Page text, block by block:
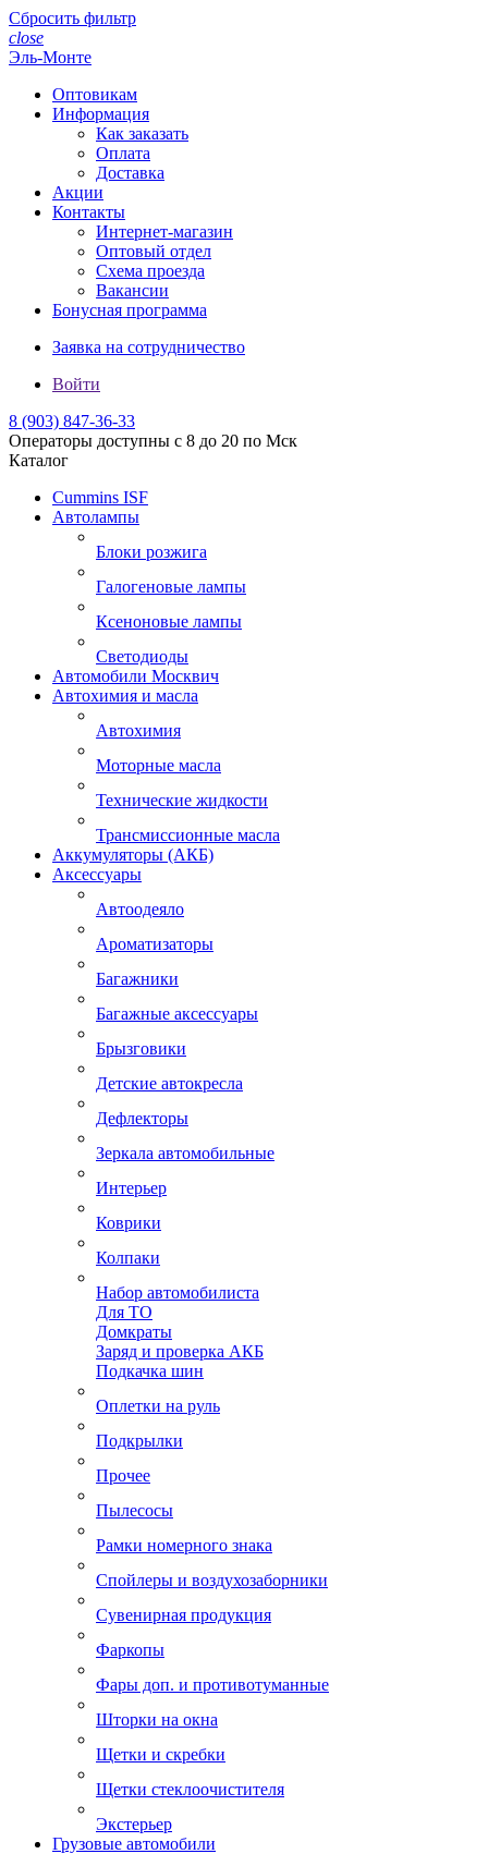
Сбросить фильтр
close
Эль-Монте
Оптовикам
Информация
Как заказать
Оплата
Доставка
Акции
Контакты
Интернет-магазин
Оптовый отдел
Схема проезда
Вакансии
Бонусная программа
Заявка на сотрудничество
Войти
8 (903) 847-36-33
Операторы доступны с 8 до 20 по Мск
Каталог
Cummins ISF
Автолампы
Блоки розжига
Галогеновые лампы
Ксеноновые лампы
Светодиоды
Автомобили Москвич
Автохимия и масла
Автохимия
Моторные масла
Технические жидкости
Трансмиссионные масла
Аккумуляторы (АКБ)
Аксессуары
Автоодеяло
Ароматизаторы
Багажники
Багажные аксессуары
Брызговики
Детские автокресла
Дефлекторы
Зеркала автомобильные
Интерьер
Коврики
Колпаки
Набор автомобилиста
Для ТО
Домкраты
Заряд и проверка АКБ
Подкачка шин
Оплетки на руль
Подкрылки
Прочее
Пылесосы
Рамки номерного знака
Спойлеры и воздухозаборники
Сувенирная продукция
Фаркопы
Фары доп. и противотуманные
Шторки на окна
Щетки и скребки
Щетки стеклоочистителя
Экстерьер
Грузовые автомобили